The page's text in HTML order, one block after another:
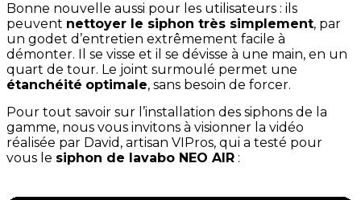
Bonne nouvelle aussi pour les utilisateurs : ils
peuvent nettoyer le siphon très simplement, par
un godet d’entretien extrêmement facile à
démonter. Il se visse et il se dévisse à une main, en un
quart de tour. Le joint surmoulé permet une
étanchéité optimale, sans besoin de forcer.
Pour tout savoir sur l’installation des siphons de la
gamme, nous vous invitons à visionner la vidéo
réalisée par David, artisan VIPros, qui a testé pour
vous le siphon de lavabo NEO AIR :